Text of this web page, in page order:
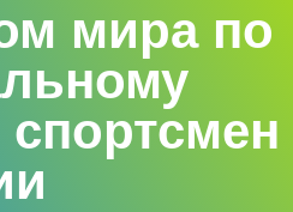
мира по